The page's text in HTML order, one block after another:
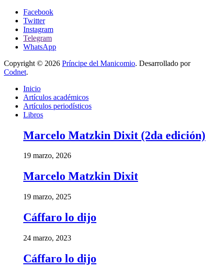
Facebook
Twitter
Instagram
Telegram
WhatsApp
Copyright © 2026 Príncipe del Manicomio. Desarrollado por
Codnet.
Inicio
Artículos académicos
Artículos periodísticos
Libros
Marcelo Matzkin Dixit (2da edición)
19 marzo, 2026
Marcelo Matzkin Dixit
19 marzo, 2025
Cáffaro lo dijo
24 marzo, 2023
Cáffaro lo dijo